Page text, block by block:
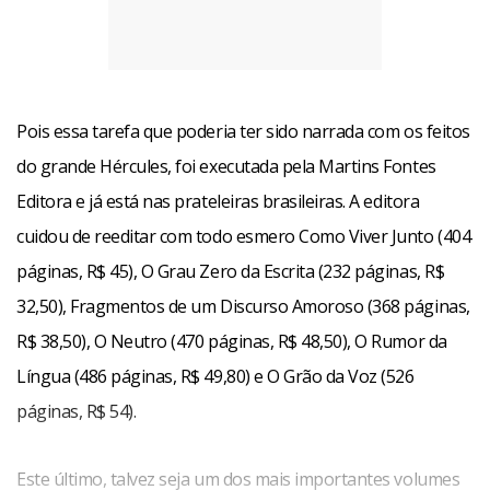
literaturaBarthes nasceu em Cherbourg e foi um dos
maiores expoentes do Estruturalismo do mundo.
Professor da École Pratique des Hautes Etudes e do
Collége de France, publicou diversos ensaios sobre a
Pois essa tarefa que poderia ter sido narrada com os feitos
do grande Hércules, foi executada pela Martins Fontes
Editora e já está nas prateleiras brasileiras. A editora
cuidou de reeditar com todo esmero Como Viver Junto (404
páginas, R$ 45), O Grau Zero da Escrita (232 páginas, R$
32,50), Fragmentos de um Discurso Amoroso (368 páginas,
R$ 38,50), O Neutro (470 páginas, R$ 48,50), O Rumor da
Língua (486 páginas, R$ 49,80) e O Grão da Voz (526
páginas, R$ 54).
Este último, talvez seja um dos mais importantes volumes